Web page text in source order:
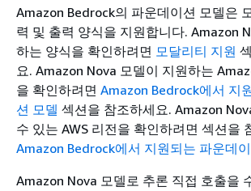
Amazon Bedrock의 파운데이션 모델은
력 및 출력 양식을 지원합니다. Amazon
하는 양식을 확인하려면 모달리티 지원
요. Amazon Nova 모델이 지원하는
을 확인하려면 Amazon Bedrock에서 지
션 모델 섹션을 참조하세요. Amazon
수 있는 AWS 리전을 확인하려면 섹션을
Amazon Bedrock에서 지원되는 파운데
Amazon Nova 모델로 추론 직접 호출을